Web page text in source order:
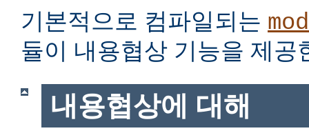
기본적으로 컴파일되는
듈이 내용협상 기능을 제공
내용협상에 대해